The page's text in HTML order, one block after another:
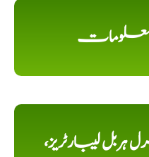
معلومات
ہربل لیبارٹریز،